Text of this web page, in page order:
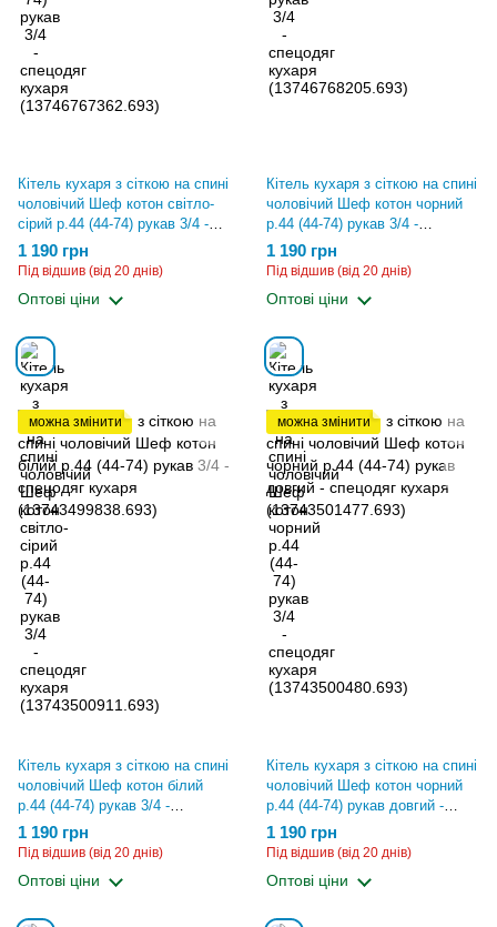
Кітель кухаря з сіткою на спині
чоловічий Шеф котон світло-
сірий р.44 (44-74) рукав 3/4 -
спецодяг кухаря
(13743500911.693)
1 190 грн
Під відшив (від 20 днів)
Оптові ціни
Кітель кухаря з сіткою на спині
чоловічий Шеф котон чорний
р.44 (44-74) рукав 3/4 -
спецодяг кухаря
(13743500480.693)
1 190 грн
Під відшив (від 20 днів)
Оптові ціни
можна змінити
Кітель кухаря з сіткою на спині
чоловічий Шеф котон білий
р.44 (44-74) рукав 3/4 -
спецодяг кухаря
(13743499838.693)
1 190 грн
Під відшив (від 20 днів)
Оптові ціни
можна змінити
Кітель кухаря з сіткою на спині
чоловічий Шеф котон чорний
р.44 (44-74) рукав довгий -
спецодяг кухаря
(13743501477.693)
1 190 грн
Під відшив (від 20 днів)
Оптові ціни